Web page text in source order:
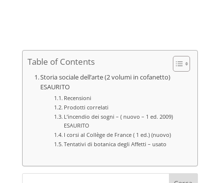
Table of Contents
Storia sociale dell’arte (2 volumi in cofanetto)
ESAURITO
Recensioni
Prodotti correlati
L’incendio dei sogni – ( nuovo – 1 ed. 2009)
ESAURITO
I corsi al Collège de France ( 1 ed.) (nuovo)
Tentativi di botanica degli Affetti – usato